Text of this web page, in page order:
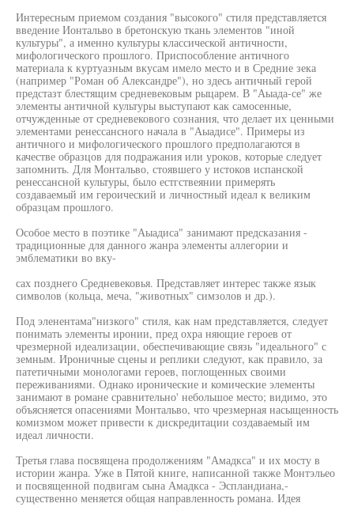
Интересным приемом создания "высокого" стиля представляется
введение Ионтальво в бретонскую ткань элементов "иной
культуры", а именно культуры классической античности,
мифологического прошлого. Приспособление античного
материала к куртуазным вкусам имело место и в Средние зека
(например "Роман об Александре"), но здесь античный герой
предстазт блестящим средневековым рыцарем. В "Аыада-се" же
элементы античной культуры выступают как самосенные,
отчужденные от средневекового сознания, что делает их ценными
элементами ренессансного начала в "Аыадисе". Примеры из
античного и мифологического прошлого предполагаются в
качестве образцов для подражания или уроков, которые следует
запомнить. Для Монтальво, стоявшего у истоков испанской
ренессансной культуры, было естгствеянии примерять
создаваемый им героический и личностный идеал к великим
образцам прошлого.
Особое место в поэтике "Аыадиса" занимают предсказания -
традиционные для данного жанра элементы аллегории и
эмблематики во вку-
сах позднего Средневековья. Представляет интерес также язык
символов (кольца, меча, "животных" симзолов и др.).
Под эленентама"низкого" стиля, как нам представляется, следует
понимать элементы иронии, пред охра няющие героев от
чрезмерной идеализации, обеспечивающие связь "идеального" с
земным. Ироничные сцены и реплики следуют, как правило, за
патетичными монологами героев, поглощенных своими
переживаниями. Однако иронические и комические элементы
занимают в романе сравнительно' небольшое место; видимо, это
объясняется опасениями Монтальво, что чрезмерная насыщенность
комизмом может привести к дискредитации создаваемый им
идеал личности.
Третья глава посвящена продолжениям "Амадкса" и их мосту в
истории жанра. Уже в Пятой книге, написанной также Монтэльео
и посвященной подвигам сына Амадкса - Эспландиана,-
существенно меняется общая направленность романа. Идея